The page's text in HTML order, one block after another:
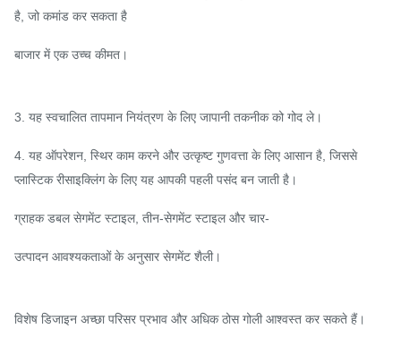
है, जो कमांड कर सकता है
बाजार में एक उच्च कीमत।
3. यह स्वचालित तापमान नियंत्रण के लिए जापानी तकनीक को गोद ले।
4. यह ऑपरेशन, स्थिर काम करने और उत्कृष्ट गुणवत्ता के लिए आसान है, जिससे
प्लास्टिक रीसाइक्लिंग के लिए यह आपकी पहली पसंद बन जाती है।
ग्राहक डबल सेगमेंट स्टाइल, तीन-सेगमेंट स्टाइल और चार-
उत्पादन आवश्यकताओं के अनुसार सेगमेंट शैली।
विशेष डिजाइन अच्छा परिसर प्रभाव और अधिक ठोस गोली आश्वस्त कर सकते हैं।